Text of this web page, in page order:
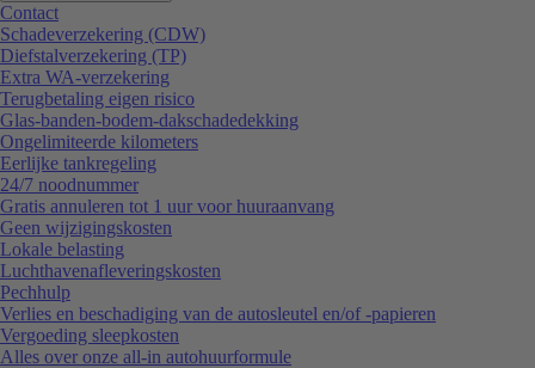
Contact
Schadeverzekering (CDW)
Diefstalverzekering (TP)
Extra WA-verzekering
Terugbetaling eigen risico
Glas-banden-bodem-dakschadedekking
Ongelimiteerde kilometers
Eerlijke tankregeling
24/7 noodnummer
Gratis annuleren tot 1 uur voor huuraanvang
Geen wijzigingskosten
Lokale belasting
Luchthavenafleveringskosten
Pechhulp
Verlies en beschadiging van de autosleutel en/of -papieren
Vergoeding sleepkosten
Alles over onze all-in autohuurformule